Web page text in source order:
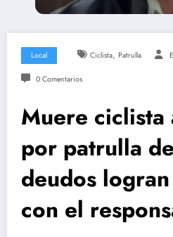
Local Ciclista, Patrulla
0 Comentarios
Muere
por patrulla
deudos
con el